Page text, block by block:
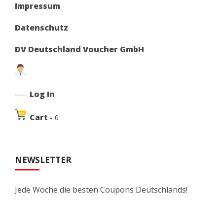
Impressum
Datenschutz
DV Deutschland Voucher GmbH
Log In
Cart - 0
NEWSLETTER
Jede Woche die besten Coupons Deutschlands!